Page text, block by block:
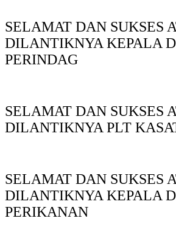
SELAMAT DAN SUKSES
DILANTIKNYA KEPALA
PERINDAG
SELAMAT DAN SUKSES
DILANTIKNYA PLT
SELAMAT DAN SUKSES
DILANTIKNYA KEPALA
PERIKANAN